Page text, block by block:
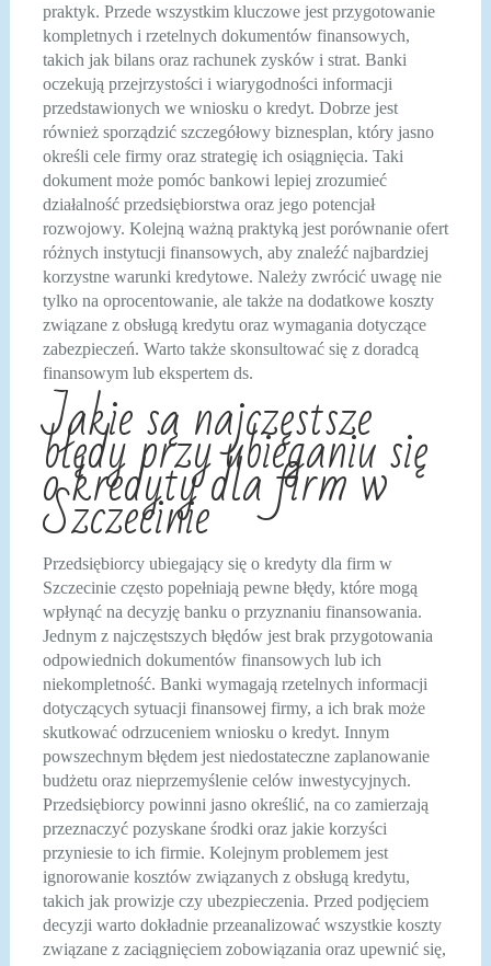
praktyk. Przede wszystkim kluczowe jest przygotowanie
kompletnych i rzetelnych dokumentów finansowych,
takich jak bilans oraz rachunek zysków i strat. Banki
oczekują przejrzystości i wiarygodności informacji
przedstawionych we wniosku o kredyt. Dobrze jest
również sporządzić szczegółowy biznesplan, który jasno
określi cele firmy oraz strategię ich osiągnięcia. Taki
dokument może pomóc bankowi lepiej zrozumieć
działalność przedsiębiorstwa oraz jego potencjał
rozwojowy. Kolejną ważną praktyką jest porównanie ofert
różnych instytucji finansowych, aby znaleźć najbardziej
korzystne warunki kredytowe. Należy zwrócić uwagę nie
tylko na oprocentowanie, ale także na dodatkowe koszty
związane z obsługą kredytu oraz wymagania dotyczące
zabezpieczeń. Warto także skonsultować się z doradcą
finansowym lub ekspertem ds.
Jakie są najczęstsze
błędy przy ubieganiu się
o kredyty dla firm w
Szczecinie
Przedsiębiorcy ubiegający się o kredyty dla firm w
Szczecinie często popełniają pewne błędy, które mogą
wpłynąć na decyzję banku o przyznaniu finansowania.
Jednym z najczęstszych błędów jest brak przygotowania
odpowiednich dokumentów finansowych lub ich
niekompletność. Banki wymagają rzetelnych informacji
dotyczących sytuacji finansowej firmy, a ich brak może
skutkować odrzuceniem wniosku o kredyt. Innym
powszechnym błędem jest niedostateczne zaplanowanie
budżetu oraz nieprzemyślenie celów inwestycyjnych.
Przedsiębiorcy powinni jasno określić, na co zamierzają
przeznaczyć pozyskane środki oraz jakie korzyści
przyniesie to ich firmie. Kolejnym problemem jest
ignorowanie kosztów związanych z obsługą kredytu,
takich jak prowizje czy ubezpieczenia. Przed podjęciem
decyzji warto dokładnie przeanalizować wszystkie koszty
związane z zaciągnięciem zobowiązania oraz upewnić się,